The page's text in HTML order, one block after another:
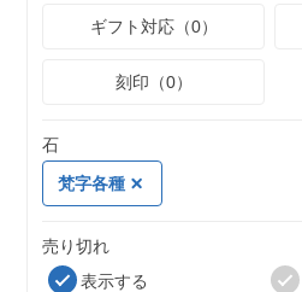
ギフト対応（0）
刻印（0）
石
梵字各種
売り切れ
表示する